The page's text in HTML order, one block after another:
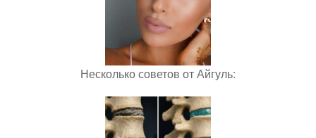
Несколько советов от Айгуль: